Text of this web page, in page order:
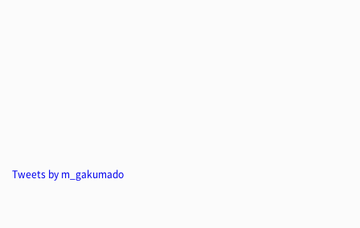
Tweets by m_gakumado